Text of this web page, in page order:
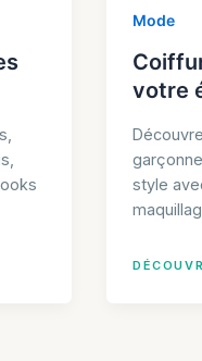
Mode
votre
style